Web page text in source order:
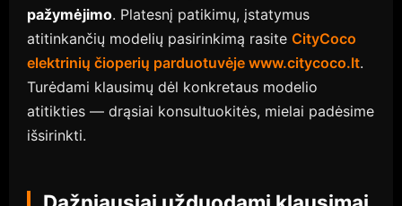
pažymėjimo. Platesnį patikimų, įstatymus
atitinkančių modelių pasirinkimą rasite CityCoco
elektrinių čioperių parduotuvėje www.citycoco.lt.
Turėdami klausimų dėl konkretaus modelio
atitikties — drąsiai konsultuokitės, mielai padėsime
išsirinkti.